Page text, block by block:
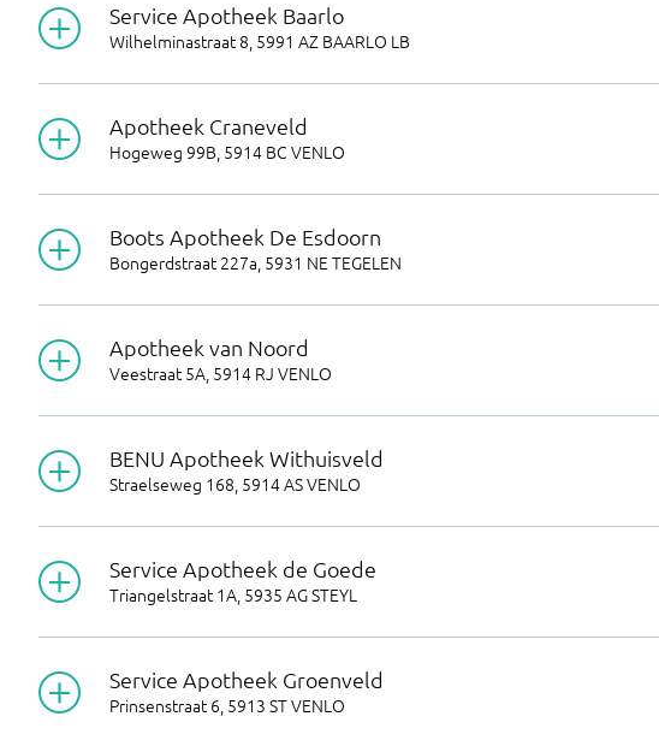
Service Apotheek Baarlo
Wilhelminastraat 8, 5991 AZ BAARLO LB
Apotheek Craneveld
Hogeweg 99B, 5914 BC VENLO
Boots Apotheek De Esdoorn
Bongerdstraat 227a, 5931 NETEGELEN
Apotheek van Noord
Veestraat 5A, 5914 RJ VENLO
BENU Apotheek Withuisveld
Straelseweg 168, 5914 ASVENLO
Service Apotheek de Goede
Triangelstraat 1A, 5935 AGSTEYL
Service Apotheek Groenveld
Prinsenstraat 6, 5913 STVENLO